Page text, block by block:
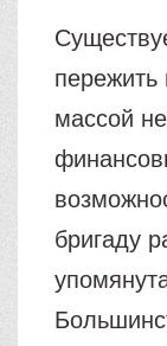
пережить
массой
бригаду